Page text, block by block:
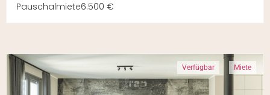
Pauschalmiete6.500 €
Verfügbar Miete